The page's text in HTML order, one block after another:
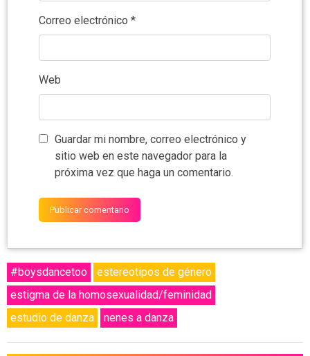
Correo electrónico *
Web
Guardar mi nombre, correo electrónico y
sitio web en este navegador para la
próxima vez que haga un comentario.
#boysdancetoo
estereotipos de género
estigma de la homosexualidad/feminidad
estudio de danza
nenes a danza